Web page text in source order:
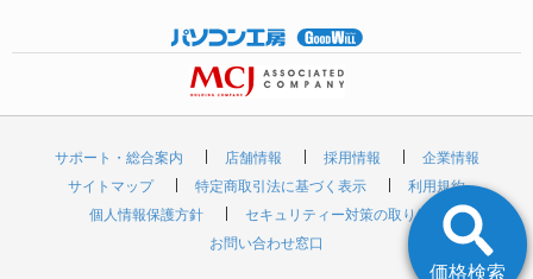
価格検索
サポート・総合案内 店舗情報 採用情報
企業情報
サイトマップ
特定商取引法に基づく表示
利用規約
個人情報保護方針
セキュリティー対策の取り組み
お問い合わせ窓口